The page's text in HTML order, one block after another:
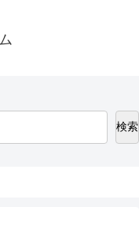
検索